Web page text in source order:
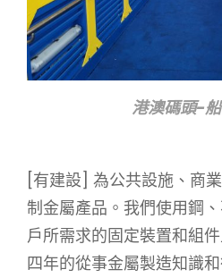
港澳碼頭-
[有建設] 為公共設施、商
制金屬產品。我們使用鋼
戶所需求的固定裝置和組
四年的從事金屬製造知識